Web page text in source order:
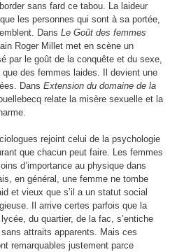
sans fard ce tabou. La laideur
les personnes qui sont à sa portée,
Dans Le Goût des femmes
Roger Millet met en scène un
par le goût de la conquête et du sexe,
des femmes laides. Il devient une
Dans Extension du domaine de la
relate la misère sexuelle et la
rejoint celui de la psychologie
que chacun peut faire. Les femmes
d’importance au physique dans
en général, une femme ne tombe
et vieux que s’il a un statut social
Il arrive certes parfois que la
du quartier, de la fac, s’entiche
attraits apparents. Mais ces
remarquables justement parce